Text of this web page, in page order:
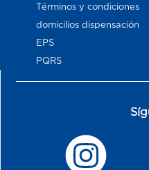
Términos y condiciones
domicilios dispensación
EPS
PQRS